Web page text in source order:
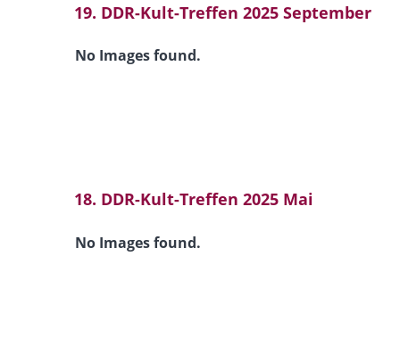
19. DDR-Kult-Treffen 2025 September
No Images found.
18. DDR-Kult-Treffen 2025 Mai
No Images found.